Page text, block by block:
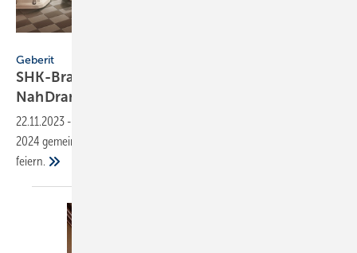
Geberit
SHK-Branche feiert 150 Jahre Geberit auf
NahDran Tour
22.11.2023 -
2024 gemeinsam das 150-jährige Jubiläum des Sanitärherstellers zu
feiern.